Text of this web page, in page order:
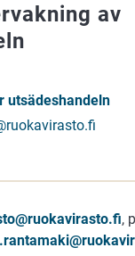
av
utsädeshandeln
,